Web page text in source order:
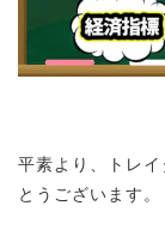
平素より、トレ
とうございます。